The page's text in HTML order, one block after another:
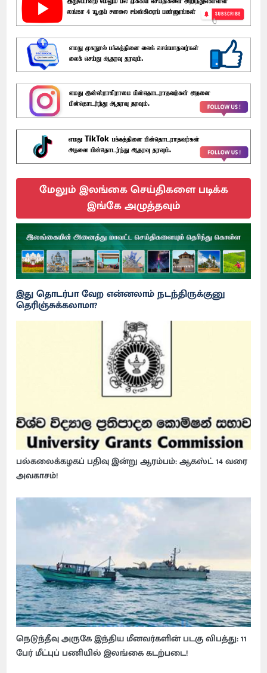
மேலும் இலங்கை செய்திகளை படிக்க
இங்கே அழுத்தவும்
இது தொடர்பா வேற என்னலாம் நடந்திருக்குனு
தெரிஞ்சுக்கலாமா?
பல்கலைக்கழகப் பதிவு இன்று ஆரம்பம்: ஆகஸ்ட் 14 வரை
அவகாசம்!
நெடுந்தீவு அருகே இந்திய மீனவர்களின் படகு விபத்து: 11
பேர் மீட்புப் பணியில் இலங்கை கடற்படை!